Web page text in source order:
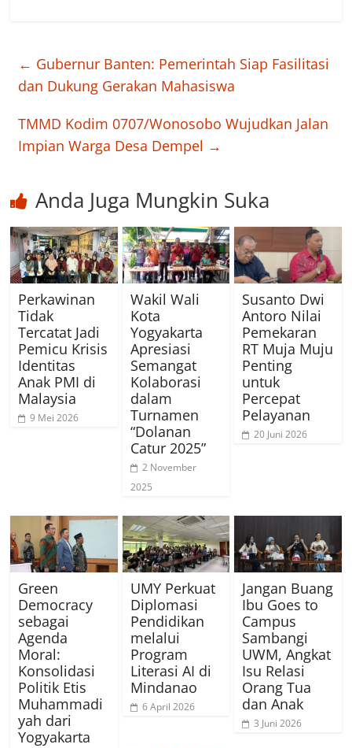
← Gubernur Banten: Pemerintah Siap Fasilitasi
dan Dukung Gerakan Mahasiswa
TMMD Kodim 0707/Wonosobo Wujudkan Jalan
Impian Warga Desa Dempel →
Anda Juga Mungkin Suka
Perkawinan
Tidak
Tercatat Jadi
Pemicu Krisis
Identitas
Anak PMI di
Malaysia
9 Mei 2026
Wakil Wali
Kota
Yogyakarta
Apresiasi
Semangat
Kolaborasi
dalam
Turnamen
“Dolanan
Catur 2025”
2 November
2025
Susanto Dwi
Antoro Nilai
Pemekaran
RT Muja Muju
Penting
untuk
Percepat
Pelayanan
20 Juni 2026
Green
Democracy
sebagai
Agenda
Moral:
Konsolidasi
Politik Etis
Muhammadi
yah dari
Yogyakarta
UMY Perkuat
Diplomasi
Pendidikan
melalui
Program
Literasi AI di
Mindanao
6 April 2026
Jangan Buang
Ibu Goes to
Campus
Sambangi
UWM, Angkat
Isu Relasi
Orang Tua
dan Anak
3 Juni 2026